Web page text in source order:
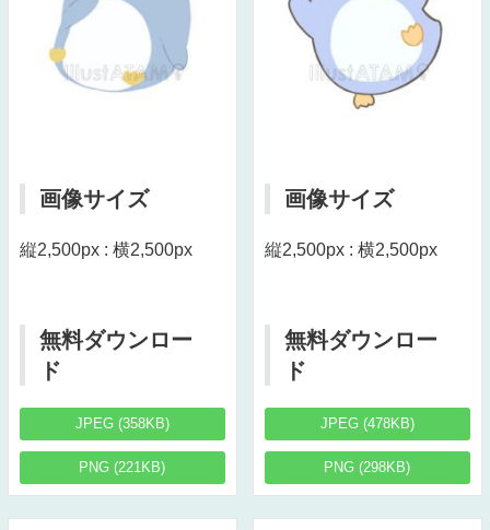
画像サイズ
縦2,500px : 横2,500px
無料ダウンロー
ド
JPEG (358KB)
PNG (221KB)
画像サイズ
縦2,500px : 横2,500px
無料ダウンロー
ド
JPEG (478KB)
PNG (298KB)